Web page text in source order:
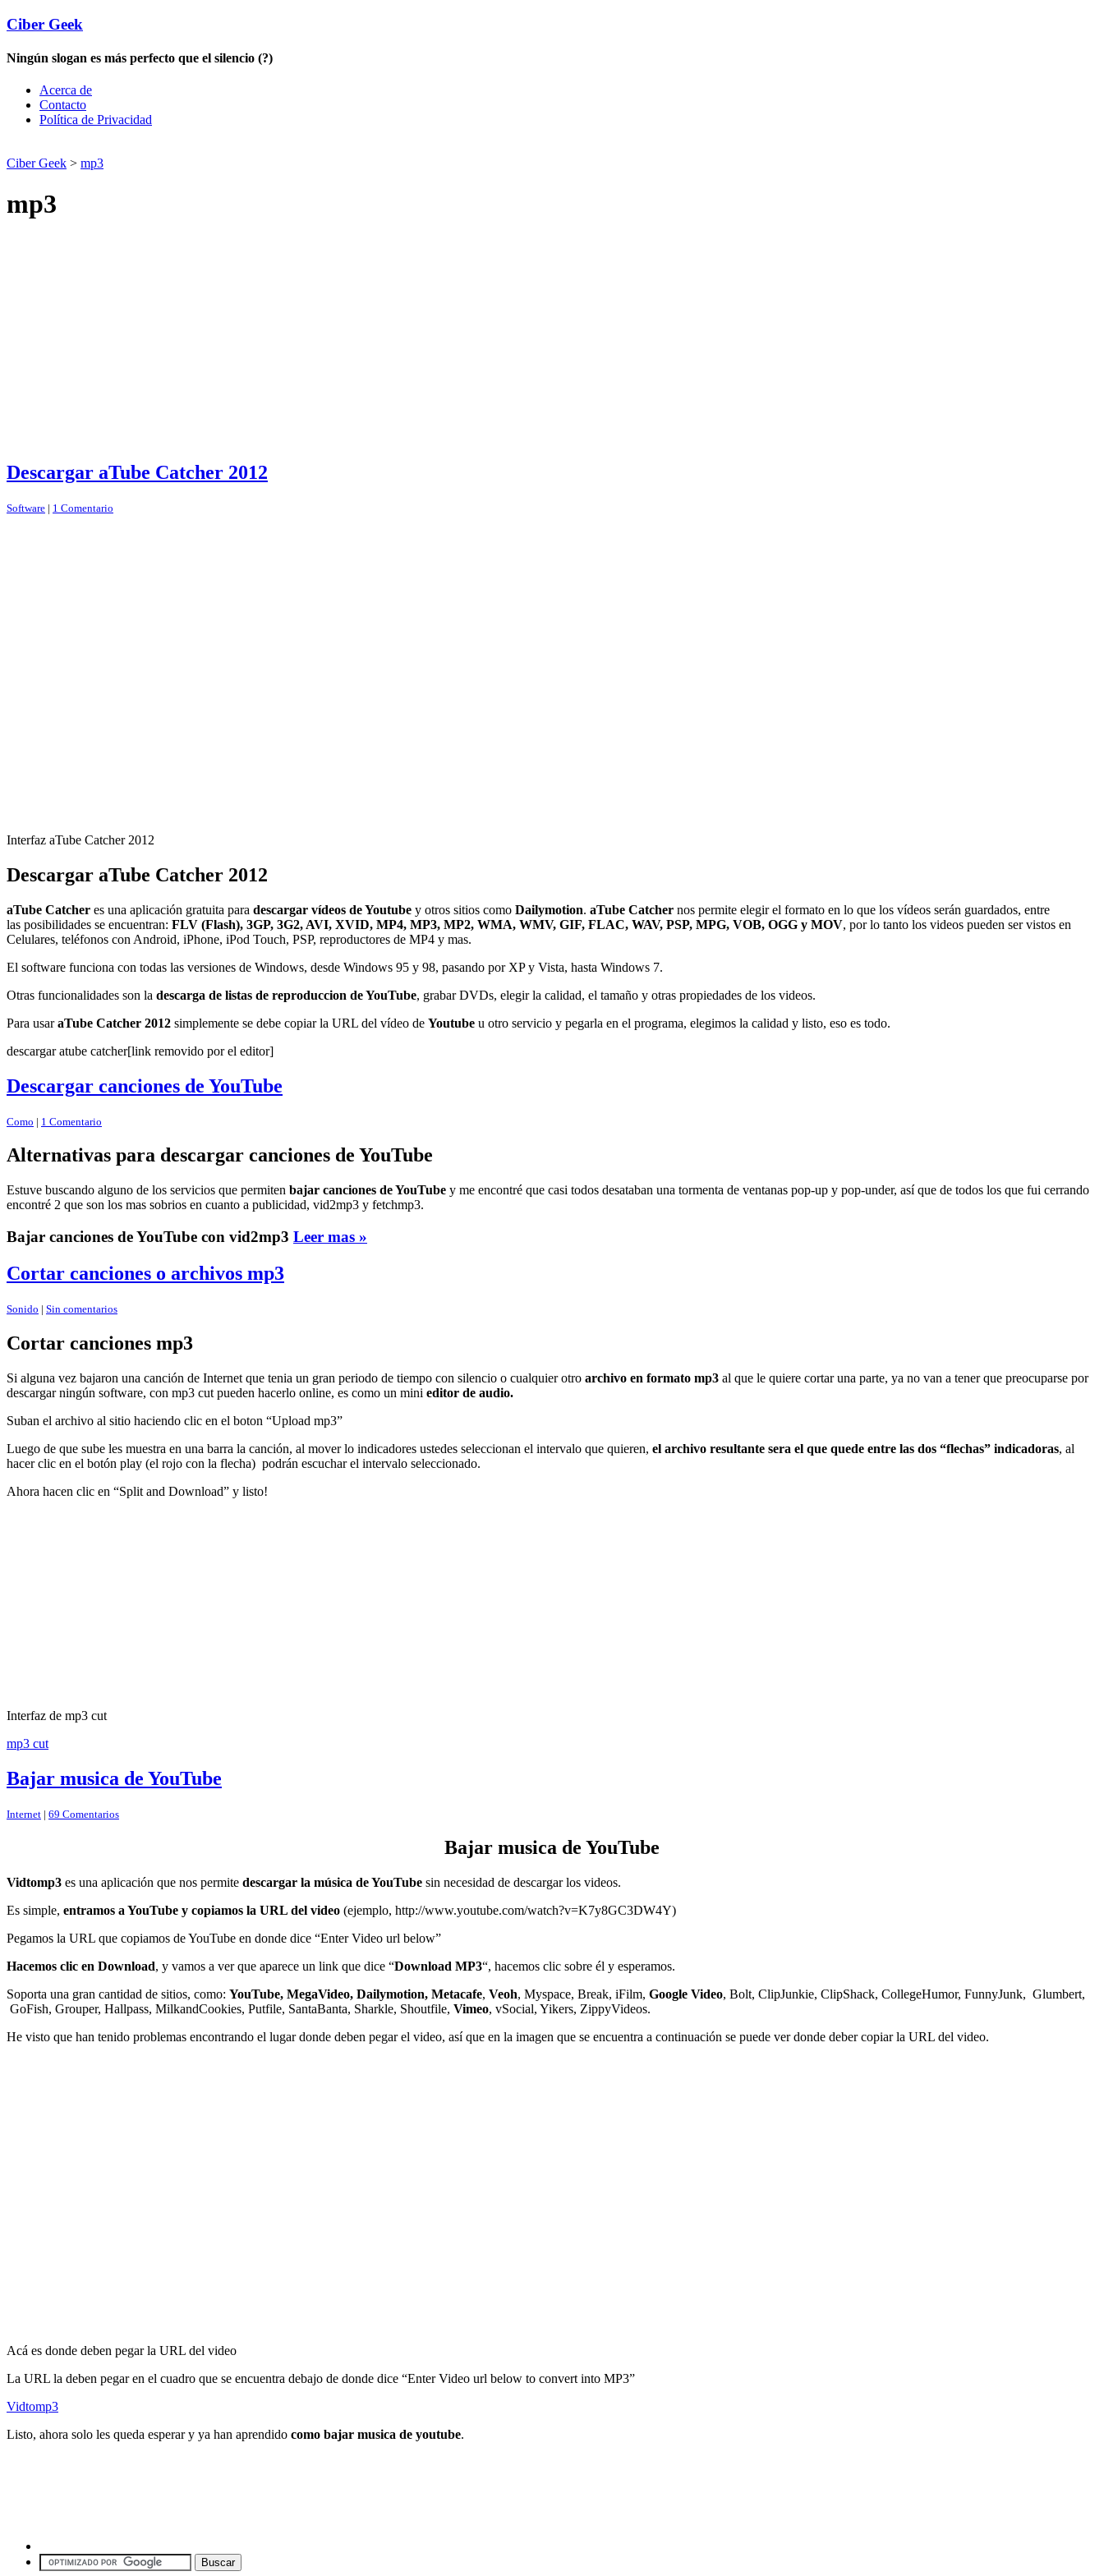
Ciber Geek
Ningún slogan es más perfecto que el silencio (?)
Acerca de
Contacto
Política de Privacidad
Ciber Geek > mp3
mp3
Descargar aTube Catcher 2012
Software | 1 Comentario
Interfaz aTube Catcher 2012
Descargar aTube Catcher 2012
aTube Catcher es una aplicación gratuita para descargar vídeos de Youtube y otros sitios como Dailymotion. aTube Catcher nos permite elegir el formato en lo que los vídeos serán guardados, entre
las posibilidades se encuentran: FLV (Flash), 3GP, 3G2, AVI, XVID, MP4, MP3, MP2, WMA, WMV, GIF, FLAC, WAV, PSP, MPG, VOB, OGG y MOV, por lo tanto los videos pueden ser vistos en
Celulares, teléfonos con Android, iPhone, iPod Touch, PSP, reproductores de MP4 y mas.
El software funciona con todas las versiones de Windows, desde Windows 95 y 98, pasando por XP y Vista, hasta Windows 7.
Otras funcionalidades son la descarga de listas de reproduccion de YouTube, grabar DVDs, elegir la calidad, el tamaño y otras propiedades de los videos.
Para usaraTube Catcher 2012 simplemente se debe copiar la URL del vídeo de Youtube u otro servicio y pegarla en el programa, elegimos la calidad y listo, eso es todo.
descargar atube catcher[link removido por el editor]
Descargar canciones de YouTube
Como | 1 Comentario
Alternativas para descargar canciones de YouTube
Estuve buscando alguno de los servicios que permiten bajar canciones de YouTube y me encontré que casi todos desataban una tormenta de ventanas pop-up y pop-under, así que de todos los que fui cerrando
encontré 2 que son los mas sobrios en cuanto a publicidad, vid2mp3 y fetchmp3.
Bajar canciones de YouTube con vid2mp3 Leer mas »
Cortar canciones o archivos mp3
Sonido | Sin comentarios
Cortar canciones mp3
Si alguna vez bajaron una canción de Internet que tenia un gran periodo de tiempo con silencio o cualquier otro archivo en formato mp3 al que le quiere cortar una parte, ya no van a tener que preocuparse por
descargar ningún software, con mp3 cut pueden hacerlo online, es como un mini editor de audio.
Suban el archivo al sitio haciendo clic en el boton “Upload mp3”
Luego de que sube les muestra en una barra la canción, al mover lo indicadores ustedes seleccionan el intervalo que quieren, el archivo resultante sera el que quede entre las dos “flechas” indicadoras, al
hacer clic en el botón play (el rojo con la flecha) podrán escuchar el intervalo seleccionado.
Ahora hacen clic en “Split and Download” y listo!
Interfaz de mp3 cut
mp3 cut
Bajar musica de YouTube
Internet | 69 Comentarios
Bajar musica de YouTube
Vidtomp3 es una aplicación que nos permite descargar la música de YouTube sin necesidad de descargar los videos.
Es simple, entramos a YouTube y copiamos la URL del video (ejemplo, http://www.youtube.com/watch?v=K7y8GC3DW4Y)
Pegamos la URL que copiamos de YouTube en donde dice “Enter Video url below”
Hacemos clic en Download, y vamos a ver que aparece un link que dice “Download MP3“, hacemos clic sobre él y esperamos.
Soporta una gran cantidad de sitios, como: YouTube, MegaVideo, Dailymotion, Metacafe, Veoh, Myspace, Break, iFilm, Google Video, Bolt, ClipJunkie, ClipShack, CollegeHumor, FunnyJunk, Glumbert,
GoFish, Grouper, Hallpass, MilkandCookies, Putfile, SantaBanta, Sharkle, Shoutfile, Vimeo, vSocial, Yikers, ZippyVideos.
He visto que han tenido problemas encontrando el lugar donde deben pegar el video, así que en la imagen que se encuentra a continuación se puede ver donde deber copiar la URL del video.
Acá es donde deben pegar la URL del video
La URL la deben pegar en el cuadro que se encuentra debajo de donde dice “Enter Video url below to convert into MP3”
Vidtomp3
Listo, ahora solo les queda esperar y ya han aprendido como bajar musica de youtube.